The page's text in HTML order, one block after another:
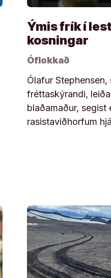
Ýmis frík í
kosningar
Óflokkað
Ólafur
fréttaskýrandi,
blaðamaður,
rasistaviðhorfum